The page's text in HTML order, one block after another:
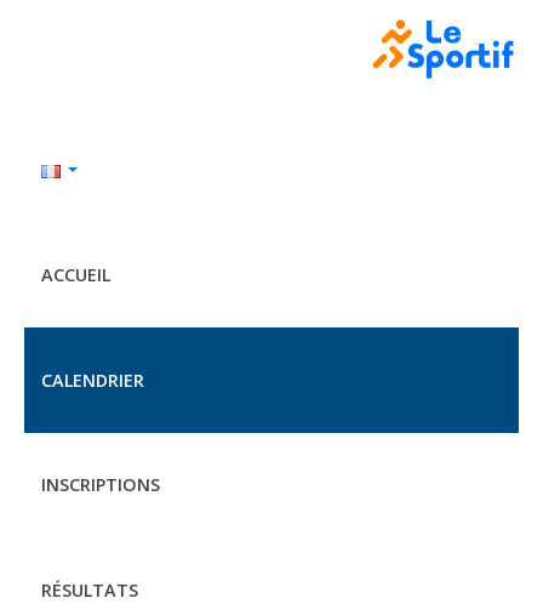
ACCUEIL
CALENDRIER
INSCRIPTIONS
RÉSULTATS